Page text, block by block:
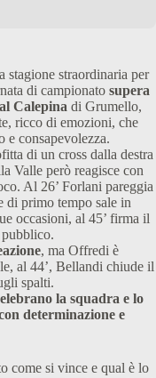
stagione straordinaria per
di campionato supera
Calepina di Grumello,
ricco di emozioni, che
e consapevolezza.
di un cross dalla destra
Valle però reagisce con
Al 26’ Forlani pareggia
di primo tempo sale in
occasioni, al 45’ firma il
, ma Offredi è
al 44’, Bellandi chiude il
spalti.
la squadra e lo
determinazione e
come si vince e qual è lo